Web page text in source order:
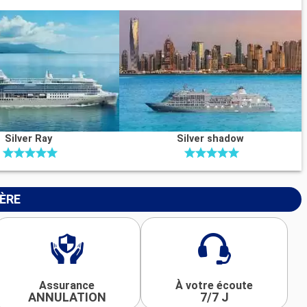
Silver Ray Silver shadow
Assurance
ANNULATION
À votre écoute
7/7 J